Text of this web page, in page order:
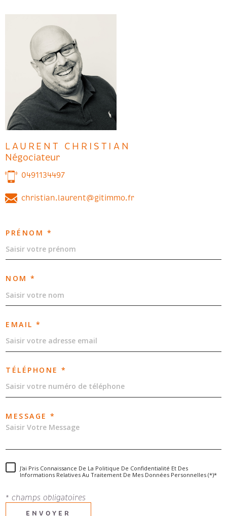
LAURENT CHRISTIAN
Négociateur
0491134497
christian.laurent@gitimmo.fr
PRÉNOM *
NOM *
EMAIL *
TÉLÉPHONE *
MESSAGE *
J'ai Pris Connaissance De La Politique De Confidentialité Et Des
Informations Relatives Au Traitement De Mes Données Personnelles (*)*
* champs obligatoires
ENVOYER